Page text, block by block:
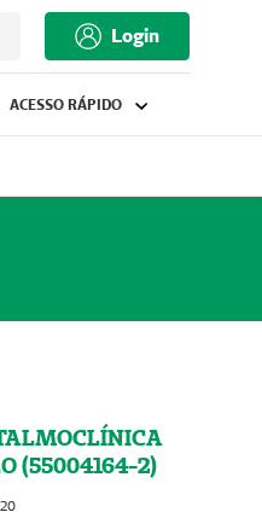
Login
ACESSO RÁPIDO
(55004164-2)